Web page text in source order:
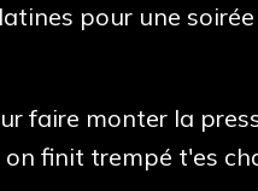
pour une
faire monter la
finit trempé t'es